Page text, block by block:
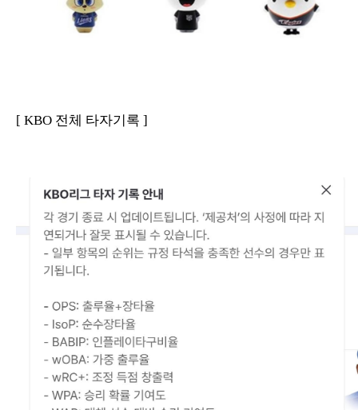
[ KBO 전체 타자기록 ]